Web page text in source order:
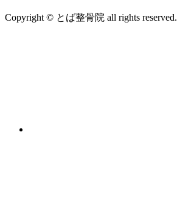
Copyright © とば整骨院 all rights reserved.